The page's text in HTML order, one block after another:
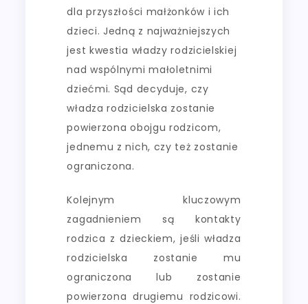
dla przyszłości małżonków i ich
dzieci. Jedną z najważniejszych
jest kwestia władzy rodzicielskiej
nad wspólnymi małoletnimi
dziećmi. Sąd decyduje, czy
władza rodzicielska zostanie
powierzona obojgu rodzicom,
jednemu z nich, czy też zostanie
ograniczona.
Kolejnym kluczowym
zagadnieniem są kontakty
rodzica z dzieckiem, jeśli władza
rodzicielska zostanie mu
ograniczona lub zostanie
powierzona drugiemu rodzicowi.